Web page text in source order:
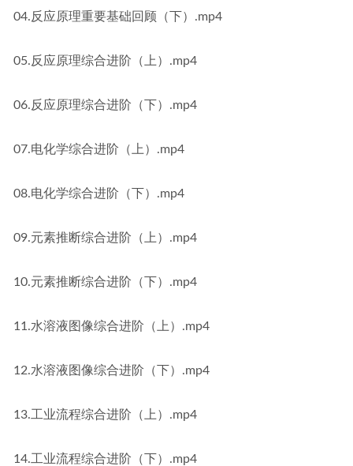
04.反应原理重要基础回顾（下）.mp4
05.反应原理综合进阶（上）.mp4
06.反应原理综合进阶（下）.mp4
07.电化学综合进阶（上）.mp4
08.电化学综合进阶（下）.mp4
09.元素推断综合进阶（上）.mp4
10.元素推断综合进阶（下）.mp4
11.水溶液图像综合进阶（上）.mp4
12.水溶液图像综合进阶（下）.mp4
13.工业流程综合进阶（上）.mp4
14.工业流程综合进阶（下）.mp4